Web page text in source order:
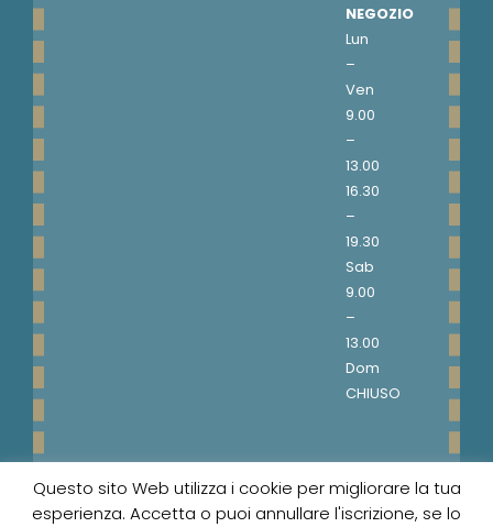
NEGOZIO
Lun
–
Ven
9.00
–
13.00
16.30
–
19.30
Sab
9.00
–
13.00
Dom
CHIUSO
© 1999-2020 Merceria Papillon - P. Iva
03592850873
Questo sito Web utilizza i cookie per migliorare la tua
esperienza. Accetta o puoi annullare l'iscrizione, se lo